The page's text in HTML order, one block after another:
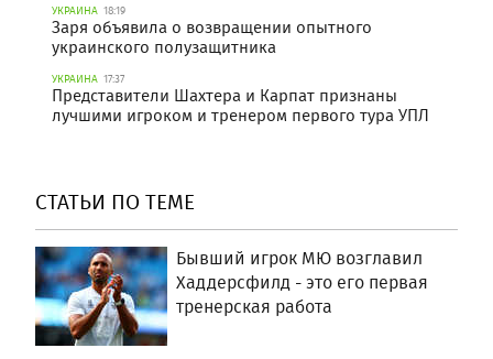
УКРАИНА 18:19
Заря объявила о возвращении опытного
украинского полузащитника
УКРАИНА 17:37
Представители Шахтера и Карпат признаны
лучшими игроком и тренером первого тура УПЛ
СТАТЬИ ПО ТЕМЕ
Бывший игрок МЮ возглавил
Хаддерсфилд - это его первая
тренерская работа